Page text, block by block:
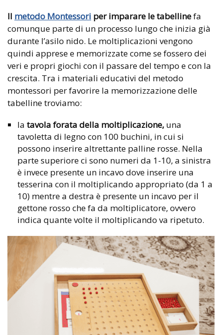
Il metodo Montessori per imparare le tabellinefa
comunque parte di un processo lungo che inizia già
durante l’asilo nido. Le moltiplicazioni vengono
quindi apprese e memorizzate come se fossero dei
veri e propri giochi con il passare del tempo e con la
crescita. Tra i materiali educativi del metodo
montessori per favorire la memorizzazione delle
tabelline troviamo:
la tavola forata della moltiplicazione, una
tavoletta di legno con 100 buchini, in cui si
possono inserire altrettante palline rosse. Nella
parte superiore ci sono numeri da 1-10, a sinistra
è invece presente un incavo dove inserire una
tesserina con il moltiplicando appropriato (da 1 a
10) mentre a destra è presente un incavo per il
gettone rosso che fa da moltiplicatore, ovvero
indica quante volte il moltiplicando va ripetuto.